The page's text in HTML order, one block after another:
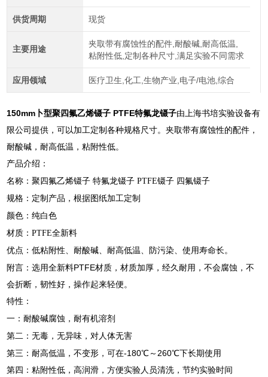
供货周期 现货
主要用途
夹取带有腐蚀性的配件,耐酸碱,耐高低温,
粘附性低,定制各种尺寸,满足实验不同需求
应用领域 医疗卫生,化工,生物产业,电子/电池,综合
150mm卜型聚四氟乙烯镊子 PTFE特氟龙镊子由上海书培实验设备有
限公司提供，可以加工定制各种规格尺寸。夹取带有腐蚀性的配件，
耐酸碱，耐高低温，粘附性低。
产品介绍：
名称：聚四氟乙烯镊子 特氟龙镊子 PTFE镊子 四氟镊子
规格：定制产品，根据图纸加工定制
颜色：纯白色
材质：PTFE全新料
优点：低粘附性、耐酸碱、耐高低温、防污染、使用寿命长。
附言：选用全新料PTFE材质，材质加厚，经久耐用，不会腐蚀，不
会折断，韧性好，操作起来轻便。
特性：
一：耐酸碱腐蚀，耐有机溶剂
第二：无毒，无异味，对人体无害
第三：耐高低温，不变形，可在-180℃～260℃下长期使用
第四：粘附性低，高润滑，方便实验人员清洗，节约实验时间